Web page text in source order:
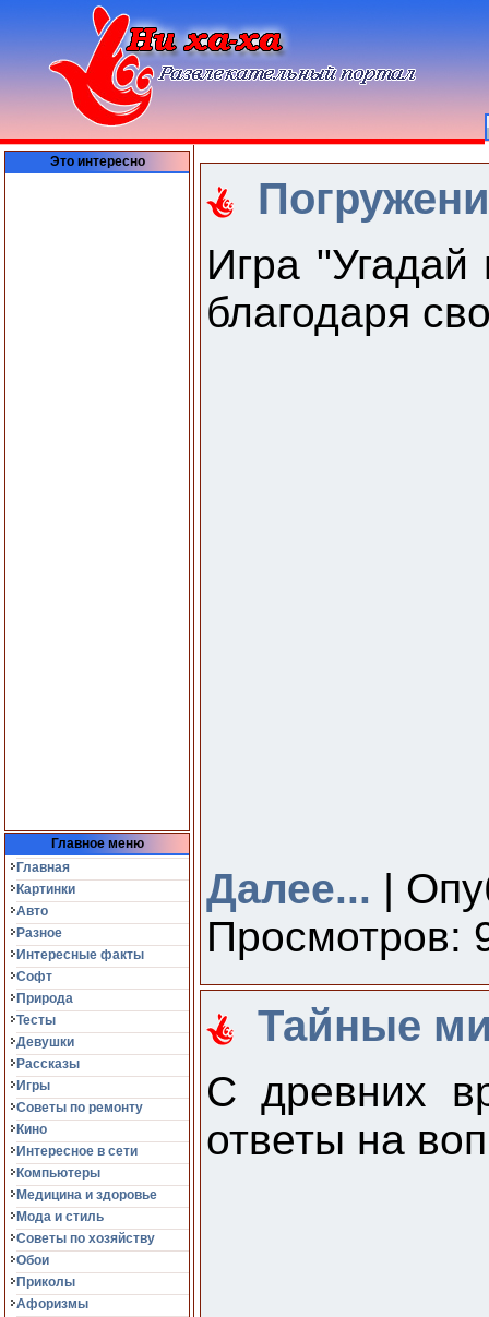
Это интересно
Главное меню
Главная
Картинки
Авто
Разное
Интересные факты
Софт
Природа
Тесты
Девушки
Рассказы
Игры
Советы по ремонту
Кино
Интересное в сети
Компьютеры
Медицина и здоровье
Мода и стиль
Советы по хозяйству
Обои
Приколы
Афоризмы
Игра
благодаря
Далее... |
Просмотров:
Тайные
С древних
ответы на